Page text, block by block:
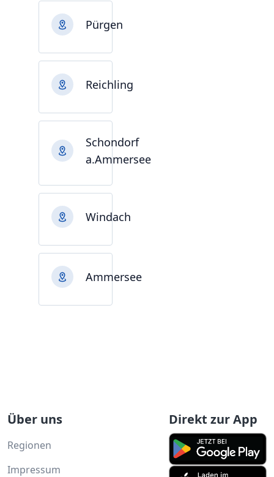
Pürgen
Reichling
Schondorf
a.Ammersee
Windach
Ammersee
Über uns
Regionen
Impressum
Direkt zur App